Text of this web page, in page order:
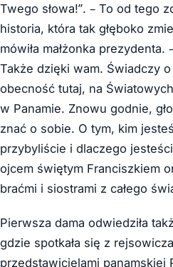
Twego słowa!”. – To od tego
historia, która tak głęboko
mówiła małżonka prezydenta.
Także dzięki wam. Świadczy
obecność tutaj, na
w Panamie. Znowu godnie,
znać o sobie. O tym, kim
przybyliście i dlaczego
ojcem świętym Franciszkiem
braćmi i siostrami z całego
Pierwsza dama odwiedziła
gdzie spotkała się z
przedstawicielami panamskiej